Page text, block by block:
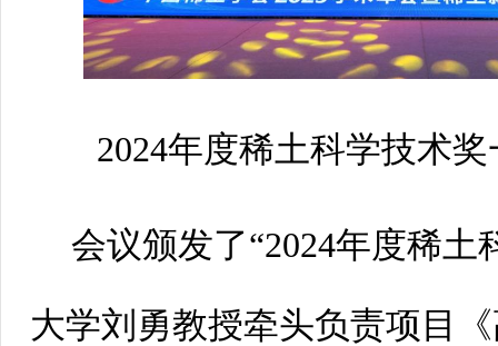
2024年度稀土科学技术
会议颁发了“2024年度稀土
大学刘勇教授牵头负责项目